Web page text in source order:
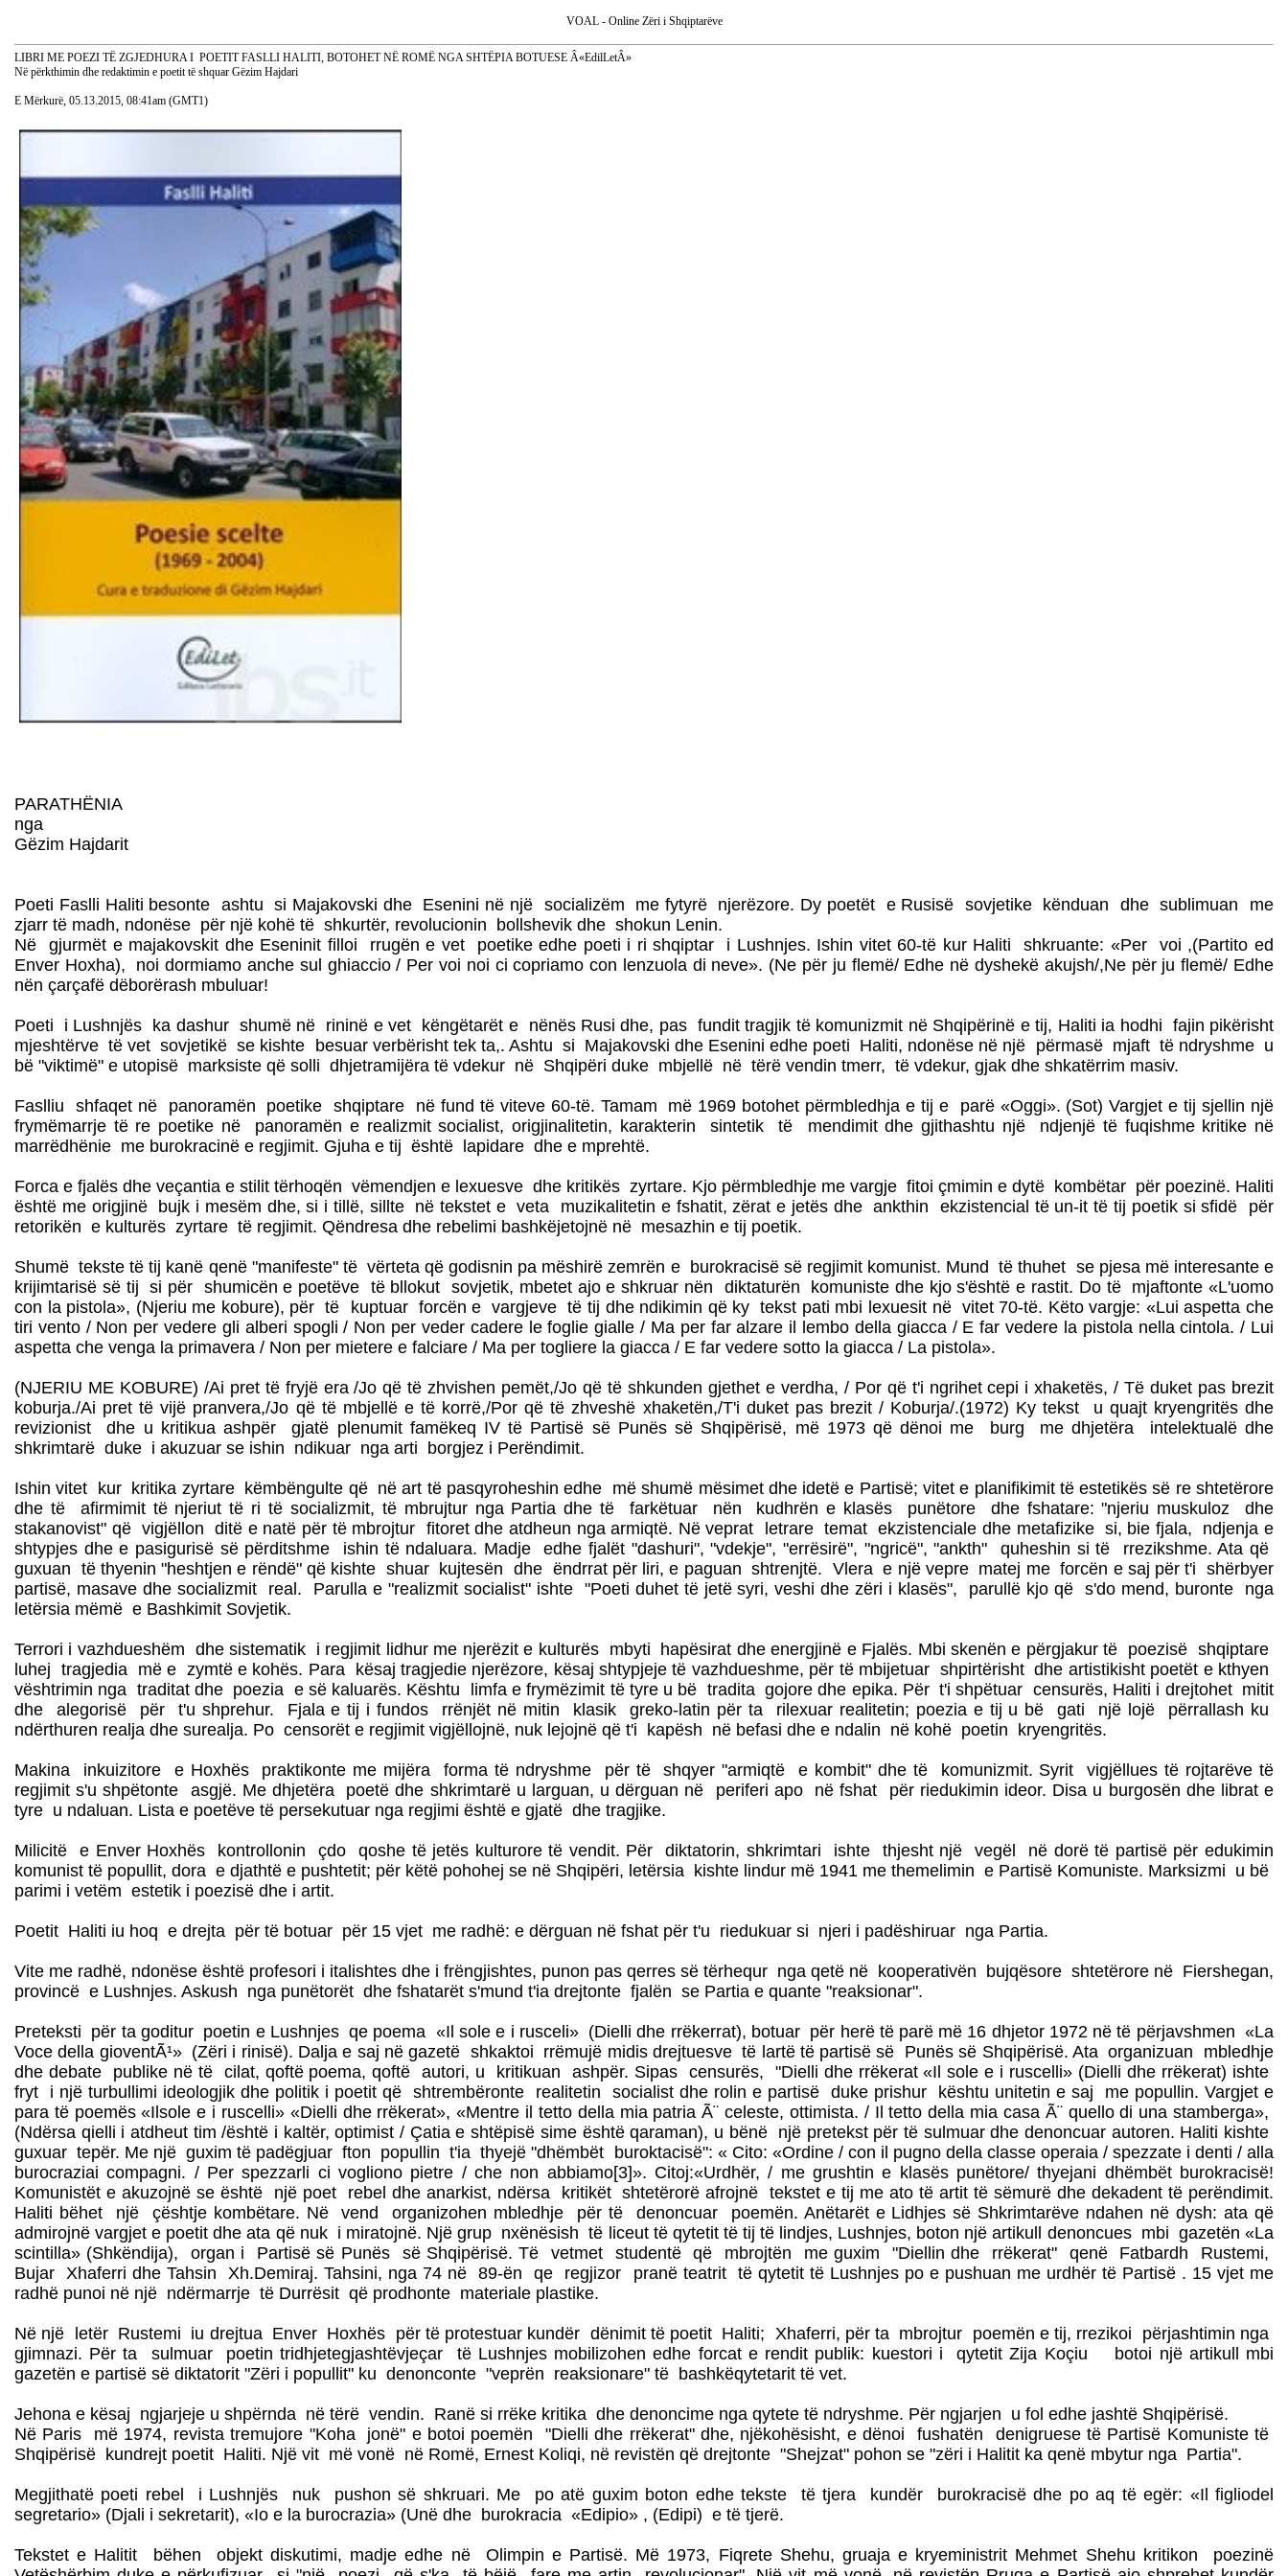
VOAL - Online Zëri i Shqiptarëve
LIBRI ME POEZI TË ZGJEDHURA I POETIT FASLLI HALITI, BOTOHET NË ROMË NGA SHTËPIA BOTUESE Â«EdilLetÂ»
Në përkthimin dhe redaktimin e poetit të shquar Gëzim Hajdari
E Mërkurë, 05.13.2015, 08:41am (GMT1)
PARATHËNIA
nga
Gëzim Hajdarit
Poeti Faslli Haliti besonte ashtu si Majakovski dhe Esenini në një socializëm me fytyrë njerëzore. Dy poetët e Rusisë sovjetike kënduan dhe sublimuan me
zjarr të madh, ndonëse për një kohë të shkurtër, revolucionin bollshevik dhe shokun Lenin.
Në gjurmët e majakovskit dhe Eseninit filloi rrugën e vet poetike edhe poeti i ri shqiptar i Lushnjes. Ishin vitet 60-të kur Haliti shkruante: «Per voi ,(Partito ed
Enver Hoxha), noi dormiamo anche sul ghiaccio / Per voi noi ci copriamo con lenzuola di neve». (Ne për ju flemë/ Edhe në dyshekë akujsh/,Ne për ju flemë/ Edhe
nën çarçafë dëborërash mbuluar!
Poeti i Lushnjës ka dashur shumë në rininë e vet këngëtarët e nënës Rusi dhe, pas fundit tragjik të komunizmit në Shqipërinë e tij, Haliti ia hodhi fajin pikërisht
mjeshtërve të vet sovjetikë se kishte besuar verbërisht tek ta,. Ashtu si Majakovski dhe Esenini edhe poeti Haliti, ndonëse në një përmasë mjaft të ndryshme u
bë "viktimë" e utopisë marksiste që solli dhjetramijëra të vdekur në Shqipëri duke mbjellë në tërë vendin tmerr, të vdekur, gjak dhe shkatërrim masiv.
Faslliu shfaqet në panoramën poetike shqiptare në fund të viteve 60-të. Tamam më 1969 botohet përmbledhja e tij e parë «Oggi». (Sot) Vargjet e tij sjellin një
frymëmarrje të re poetike në panoramën e realizmit socialist, origjinalitetin, karakterin sintetik të mendimit dhe gjithashtu një ndjenjë të fuqishme kritike në
marrëdhënie me burokracinë e regjimit. Gjuha e tij është lapidare dhe e mprehtë.
Forca e fjalës dhe veçantia e stilit tërhoqën vëmendjen e lexuesve dhe kritikës zyrtare. Kjo përmbledhje me vargje fitoi çmimin e dytë kombëtar për poezinë. Haliti
është me origjinë bujk i mesëm dhe, si i tillë, sillte në tekstet e veta muzikalitetin e fshatit, zërat e jetës dhe ankthin ekzistencial të un-it të tij poetik si sfidë për
retorikën e kulturës zyrtare të regjimit. Qëndresa dhe rebelimi bashkëjetojnë në mesazhin e tij poetik.
Shumë tekste të tij kanë qenë "manifeste" të vërteta që godisnin pa mëshirë zemrën e burokracisë së regjimit komunist. Mund të thuhet se pjesa më interesante e
krijimtarisë së tij si për shumicën e poetëve të bllokut sovjetik, mbetet ajo e shkruar nën diktaturën komuniste dhe kjo s'është e rastit. Do të mjaftonte «L'uomo
con la pistola», (Njeriu me kobure), për të kuptuar forcën e vargjeve të tij dhe ndikimin që ky tekst pati mbi lexuesit në vitet 70-të. Këto vargje: «Lui aspetta che
tiri vento / Non per vedere gli alberi spogli / Non per veder cadere le foglie gialle / Ma per far alzare il lembo della giacca / E far vedere la pistola nella cintola. / Lui
aspetta che venga la primavera / Non per mietere e falciare / Ma per togliere la giacca / E far vedere sotto la giacca / La pistola».
(NJERIU ME KOBURE) /Ai pret të fryjë era /Jo që të zhvishen pemët,/Jo që të shkunden gjethet e verdha, / Por që t'i ngrihet cepi i xhaketës, / Të duket pas brezit
koburja./Ai pret të vijë pranvera,/Jo që të mbjellë e të korrë,/Por që të zhveshë xhaketën,/T'i duket pas brezit / Koburja/.(1972) Ky tekst u quajt kryengritës dhe
revizionist dhe u kritikua ashpër gjatë plenumit famëkeq IV të Partisë së Punës së Shqipërisë, më 1973 që dënoi me burg me dhjetëra intelektualë dhe
shkrimtarë duke i akuzuar se ishin ndikuar nga arti borgjez i Perëndimit.
Ishin vitet kur kritika zyrtare këmbëngulte që në art të pasqyroheshin edhe më shumë mësimet dhe idetë e Partisë; vitet e planifikimit të estetikës së re shtetërore
dhe të afirmimit të njeriut të ri të socializmit, të mbrujtur nga Partia dhe të farkëtuar nën kudhrën e klasës punëtore dhe fshatare: "njeriu muskuloz dhe
stakanovist" që vigjëllon ditë e natë për të mbrojtur fitoret dhe atdheun nga armiqtë. Në veprat letrare temat ekzistenciale dhe metafizike si, bie fjala, ndjenja e
shtypjes dhe e pasigurisë së përditshme ishin të ndaluara. Madje edhe fjalët "dashuri", "vdekje", "errësirë", "ngricë", "ankth" quheshin si të rrezikshme. Ata që
guxuan të thyenin "heshtjen e rëndë" që kishte shuar kujtesën dhe ëndrrat për liri, e paguan shtrenjtë. Vlera e një vepre matej me forcën e saj për t'i shërbyer
partisë, masave dhe socializmit real. Parulla e "realizmit socialist" ishte "Poeti duhet të jetë syri, veshi dhe zëri i klasës", parullë kjo që s'do mend, buronte nga
letërsia mëmë e Bashkimit Sovjetik.
Terrori i vazhdueshëm dhe sistematik i regjimit lidhur me njerëzit e kulturës mbyti hapësirat dhe energjinë e Fjalës. Mbi skenën e përgjakur të poezisë shqiptare
luhej tragjedia më e zymtë e kohës. Para kësaj tragjedie njerëzore, kësaj shtypjeje të vazhdueshme, për të mbijetuar shpirtërisht dhe artistikisht poetët e kthyen
vështrimin nga traditat dhe poezia e së kaluarës. Kështu limfa e frymëzimit të tyre u bë tradita gojore dhe epika. Për t'i shpëtuar censurës, Haliti i drejtohet mitit
dhe alegorisë për t'u shprehur. Fjala e tij i fundos rrënjët në mitin klasik greko-latin për ta rilexuar realitetin; poezia e tij u bë gati një lojë përrallash ku
ndërthuren realja dhe surealja. Po censorët e regjimit vigjëllojnë, nuk lejojnë që t'i kapësh në befasi dhe e ndalin në kohë poetin kryengritës.
Makina inkuizitore e Hoxhës praktikonte me mijëra forma të ndryshme për të shqyer "armiqtë e kombit" dhe të komunizmit. Syrit vigjëllues të rojtarëve të
regjimit s'u shpëtonte asgjë. Me dhjetëra poetë dhe shkrimtarë u larguan, u dërguan në periferi apo në fshat për riedukimin ideor. Disa u burgosën dhe librat e
tyre u ndaluan. Lista e poetëve të persekutuar nga regjimi është e gjatë dhe tragjike.
Milicitë e Enver Hoxhës kontrollonin çdo qoshe të jetës kulturore të vendit. Për diktatorin, shkrimtari ishte thjesht një vegël në dorë të partisë për edukimin
komunist të popullit, dora e djathtë e pushtetit; për këtë pohohej se në Shqipëri, letërsia kishte lindur më 1941 me themelimin e Partisë Komuniste. Marksizmi u bë
parimi i vetëm estetik i poezisë dhe i artit.
Poetit Haliti iu hoq e drejta për të botuar për 15 vjet me radhë: e dërguan në fshat për t'u riedukuar si njeri i padëshiruar nga Partia.
Vite me radhë, ndonëse është profesori i italishtes dhe i frëngjishtes, punon pas qerres së tërhequr nga qetë në kooperativën bujqësore shtetërore në Fiershegan,
provincë e Lushnjes. Askush nga punëtorët dhe fshatarët s'mund t'ia drejtonte fjalën se Partia e quante "reaksionar".
Preteksti për ta goditur poetin e Lushnjes qe poema «Il sole e i rusceli» (Dielli dhe rrëkerrat), botuar për herë të parë më 16 dhjetor 1972 në të përjavshmen «La
Voce della gioventÃ¹» (Zëri i rinisë). Dalja e saj në gazetë shkaktoi rrëmujë midis drejtuesve të lartë të partisë së Punës së Shqipërisë. Ata organizuan mbledhje
dhe debate publike në të cilat, qoftë poema, qoftë autori, u kritikuan ashpër. Sipas censurës, "Dielli dhe rrëkerat «Il sole e i ruscelli» (Dielli dhe rrëkerat) ishte
fryt i një turbullimi ideologjik dhe politik i poetit që shtrembëronte realitetin socialist dhe rolin e partisë duke prishur kështu unitetin e saj me popullin. Vargjet e
para të poemës «Ilsole e i ruscelli» «Dielli dhe rrëkerat», «Mentre il tetto della mia patria Ã¨ celeste, ottimista. / Il tetto della mia casa Ã¨ quello di una stamberga»,
(Ndërsa qielli i atdheut tim /është i kaltër, optimist / Çatia e shtëpisë sime është qaraman), u bënë një pretekst për të sulmuar dhe denoncuar autoren. Haliti kishte
guxuar tepër. Me një guxim të padëgjuar fton popullin t'ia thyejë "dhëmbët buroktacisë": « Cito: «Ordine / con il pugno della classe operaia / spezzate i denti / alla
burocraziai compagni. / Per spezzarli ci vogliono pietre / che non abbiamo[3]». Citoj:«Urdhër, / me grushtin e klasës punëtore/ thyejani dhëmbët burokracisë!
Komunistët e akuzojnë se është një poet rebel dhe anarkist, ndërsa kritikët shtetërorë afrojnë tekstet e tij me ato të artit të sëmurë dhe dekadent të perëndimit.
Haliti bëhet një çështje kombëtare. Në vend organizohen mbledhje për të denoncuar poemën. Anëtarët e Lidhjes së Shkrimtarëve ndahen në dysh: ata që
admirojnë vargjet e poetit dhe ata që nuk i miratojnë. Një grup nxënësish të liceut të qytetit të tij të lindjes, Lushnjes, boton një artikull denoncues mbi gazetën «La
scintilla» (Shkëndija), organ i Partisë së Punës së Shqipërisë. Të vetmet studentë që mbrojtën me guxim "Diellin dhe rrëkerat" qenë Fatbardh Rustemi,
Bujar Xhaferri dhe Tahsin Xh.Demiraj. Tahsini, nga 74 në 89-ën qe regjizor pranë teatrit të qytetit të Lushnjes po e pushuan me urdhër të Partisë . 15 vjet me
radhë punoi në një ndërmarrje të Durrësit që prodhonte materiale plastike.
Në një letër Rustemi iu drejtua Enver Hoxhës për të protestuar kundër dënimit të poetit Haliti; Xhaferri, për ta mbrojtur poemën e tij, rrezikoi përjashtimin nga
gjimnazi. Për ta sulmuar poetin tridhjetegjashtëvjeçar të Lushnjes mobilizohen edhe forcat e rendit publik: kuestori i qytetit Zija Koçiu botoi një artikull mbi
gazetën e partisë së diktatorit "Zëri i popullit" ku denonconte "veprën reaksionare" të bashkëqytetarit të vet.
Jehona e kësaj ngjarjeje u shpërnda në tërë vendin. Ranë si rrëke kritika dhe denoncime nga qytete të ndryshme. Për ngjarjen u fol edhe jashtë Shqipërisë.
Në Paris më 1974, revista tremujore "Koha jonë" e botoi poemën "Dielli dhe rrëkerat" dhe, njëkohësisht, e dënoi fushatën denigruese të Partisë Komuniste të
Shqipërisë kundrejt poetit Haliti. Një vit më vonë në Romë, Ernest Koliqi, në revistën që drejtonte "Shejzat" pohon se "zëri i Halitit ka qenë mbytur nga Partia".
Megjithatë poeti rebel i Lushnjës nuk pushon së shkruari. Me po atë guxim boton edhe tekste të tjera kundër burokracisë dhe po aq të egër: «Il figliodel
segretario» (Djali i sekretarit), «Io e la burocrazia» (Unë dhe burokracia «Edipio» , (Edipi) e të tjerë.
Tekstet e Halitit bëhen objekt diskutimi, madje edhe në Olimpin e Partisë. Më 1973, Fiqrete Shehu, gruaja e kryeministrit Mehmet Shehu kritikon poezinë